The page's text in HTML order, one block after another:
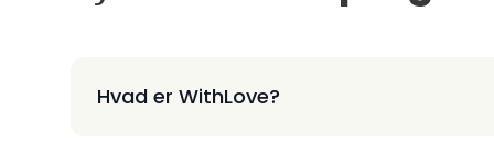
Hvad er WithLove?